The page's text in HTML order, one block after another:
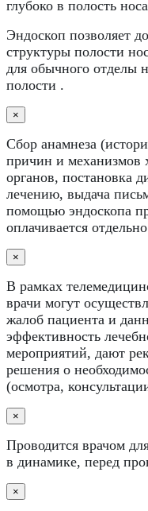
глубоко в полость
Эндоскоп позволяет
структуры полости
для обычного отделы
полости .
×
Сбор анамнеза
причин и механизмов
органов, постановка
лечению, выдача
помощью эндоскопа
оплачивается
×
В рамках
врачи могут
жалоб пациента и
эффективность
мероприятий, дают
решения о
(осмотра,
×
Проводится врачом
в динамике, перед
×